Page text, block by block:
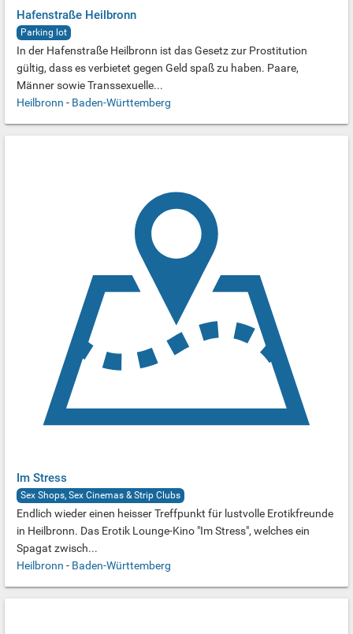
Hafenstraße Heilbronn
Parking lot
In der Hafenstraße Heilbronn ist das Gesetz zur Prostitution
gültig, dass es verbietet gegen Geld spaß zu haben. Paare,
Männer sowie Transsexuelle...
Heilbronn - Baden-Württemberg
Im Stress
Sex Shops, Sex Cinemas & Strip Clubs
Endlich wieder einen heisser Treffpunkt für lustvolle Erotikfreunde
in Heilbronn. Das Erotik Lounge-Kino "Im Stress", welches ein
Spagat zwisch...
Heilbronn - Baden-Württemberg